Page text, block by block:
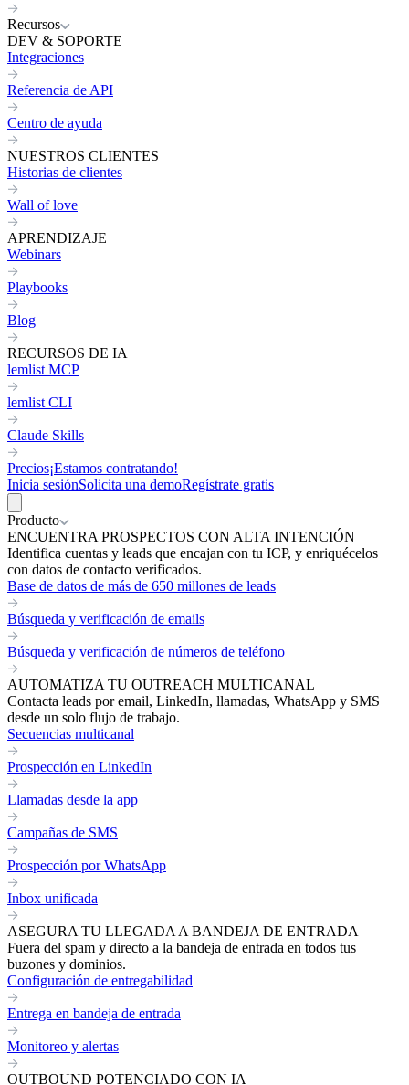
Recursos
DEV & SOPORTE
Integraciones
Referencia de API
Centro de ayuda
NUESTROS CLIENTES
Historias de clientes
Wall of love
APRENDIZAJE
Webinars
Playbooks
Blog
RECURSOS DE IA
lemlist MCP
lemlist CLI
Claude Skills
Precios¡Estamos contratando!
Inicia sesiónSolicita una demoRegístrate gratis
Producto
ENCUENTRA PROSPECTOS CON ALTA INTENCIÓN
Identifica cuentas y leads que encajan con tu ICP, y enriquécelos
con datos de contacto verificados.
Base de datos de más de 650 millones de leads
Búsqueda y verificación de emails
Búsqueda y verificación de números de teléfono
AUTOMATIZA TU OUTREACH MULTICANAL
Contacta leads por email, LinkedIn, llamadas, WhatsApp y SMS
desde un solo flujo de trabajo.
Secuencias multicanal
Prospección en LinkedIn
Llamadas desde la app
Campañas de SMS
Prospección por WhatsApp
Inbox unificada
ASEGURA TU LLEGADA A BANDEJA DE ENTRADA
Fuera del spam y directo a la bandeja de entrada en todos tus
buzones y dominios.
Configuración de entregabilidad
Entrega en bandeja de entrada
Monitoreo y alertas
OUTBOUND POTENCIADO CON IA